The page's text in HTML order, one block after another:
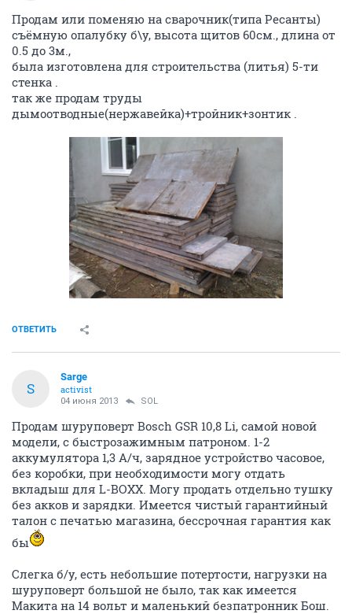
Продам или поменяю на сварочник(типа Ресанты)
съёмную опалубку б\у, высота щитов 60см., длина от
0.5 до 3м.,
была изготовлена для строительства (литья) 5-ти
стенка .
так же продам труды
дымоотводные(нержавейка)+тройник+зонтик .
ОТВЕТИТЬ
S
Sarge
activist
04 июня 2013 SOL
Продам шуруповерт Bosch GSR 10,8 Li, самой новой
модели, с быстрозажимным патроном. 1-2
аккумулятора 1,3 А/ч, зарядное устройство часовое,
без коробки, при необходимости могу отдать
вкладыш для L-BOXX. Могу продать отдельно тушку
без акков и зарядки. Имеется чистый гарантийный
талон с печатью магазина, бессрочная гарантия как
бы
Слегка б/у, есть небольшие потертости, нагрузки на
шуруповерт большой не было, так как имеется
Макита на 14 вольт и маленький безпатронник Бош.